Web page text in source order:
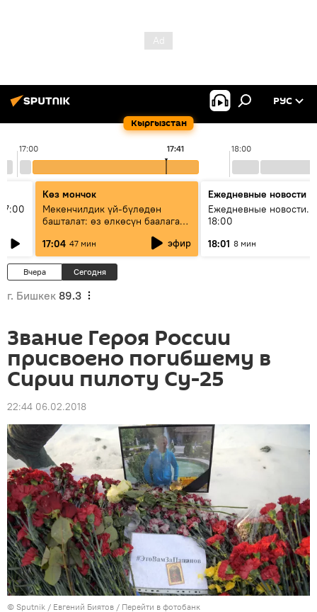
Кыргызстан
РУС
17:00 18:00
17:41
Көз мончок
Мекенчилдик үй-бүлөдөн
башталат: өз өлкөсүн баалаган
муунду кантип тарбиялоо
керек?
17:04 47 мин эфир
Ежедневные новости
Ежедневные новости.
18:00
18:01 8 мин
Вчера Сегодня
г. Бишкек 89.3
Звание Героя России
присвоено погибшему в
Сирии пилоту Су-25
22:44 06.02.2018
© Sputnik / Евгений Биятов / Перейти в фотобанк